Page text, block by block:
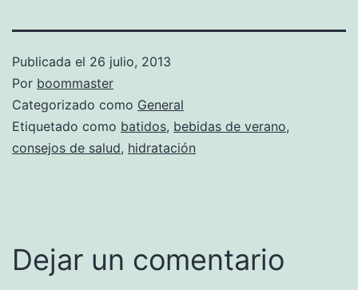
Publicada el 26 julio, 2013
Por boommaster
Categorizado como General
Etiquetado como batidos, bebidas de verano,
consejos de salud, hidratación
Dejar un comentario